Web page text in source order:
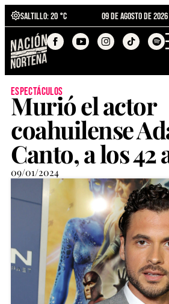
Saltillo: 20 °C 09 de agosto de 2026
espectáculos
Murió el actor
coahuilense
Canto, a los 42
09/01/2024